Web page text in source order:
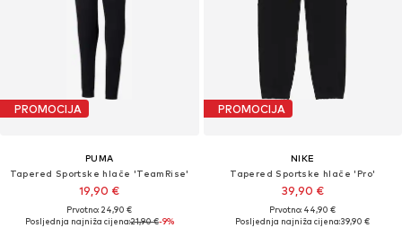
PROMOCIJA
PUMA
Tapered Sportske hlače 'TeamRise'
19,90 €
Prvotno: 24,90 €
Posljednja najniža cijena:21,90 €-9%
PROMOCIJA
NIKE
Tapered Sportske hlače 'Pro'
39,90 €
Prvotno: 44,90 €
Posljednja najniža cijena:39,90 €